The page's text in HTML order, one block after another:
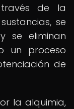
de la
se
se eliminan
un proceso
de
la alquimia,